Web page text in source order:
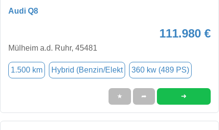
Audi Q8
111.980 €
Mülheim a.d. Ruhr, 45481
1.500 km Hybrid (Benzin/Elekt 360 kw (489 PS)
★ ➦ ➜